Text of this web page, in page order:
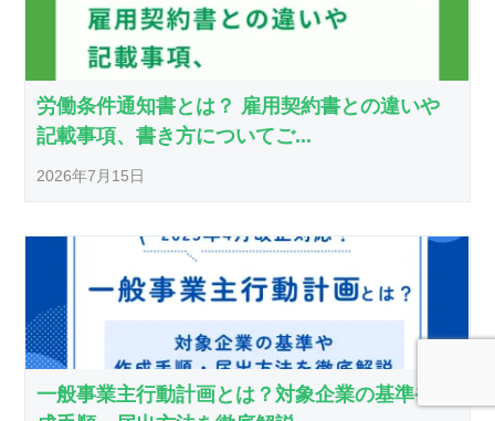
労働条件通知書とは？ 雇用契約書との違いや
記載事項、書き方についてご...
2026年7月15日
一般事業主行動計画とは？対象企業の基準や作